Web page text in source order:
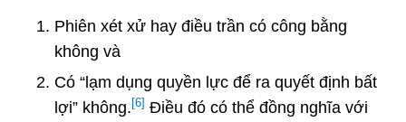
Phiên xét xử hay điều trần có công bằng
không và
Có “lạm dụng quyền lực để ra quyết định bất
lợi” không. [6] Điều đó có thể đồng nghĩa với